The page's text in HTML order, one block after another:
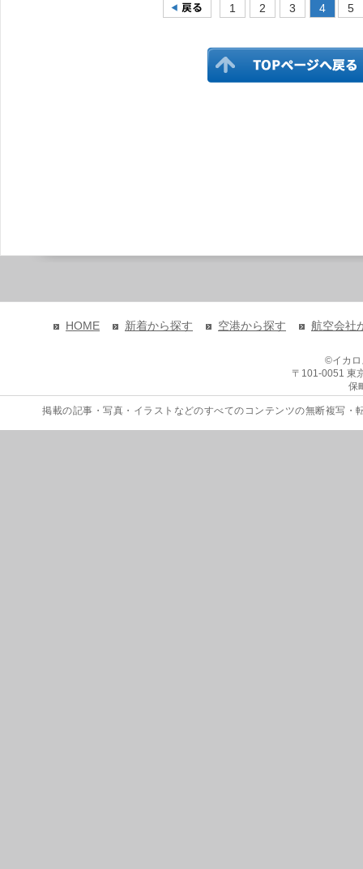
1 2 3 4 5
HOME 新着から探す 空港から探す 航空会社
©イカ
〒101-0051 東
保
掲載の記事・写真・イラストなどのすべてのコンテンツの無断複